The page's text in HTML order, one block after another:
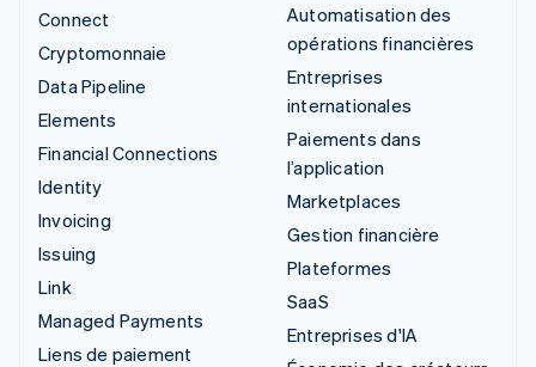
Connect
Cryptomonnaie
Data Pipeline
Elements
Financial Connections
Identity
Invoicing
Issuing
Link
Managed Payments
Liens de paiement
Automatisation des
opérations financières
Entreprises
internationales
Paiements dans
l’application
Marketplaces
Gestion financière
Plateformes
SaaS
Entreprises d'IA